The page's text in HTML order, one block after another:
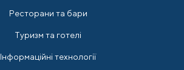
Ресторани та бари
Туризм та готелі
Інформаційні технології